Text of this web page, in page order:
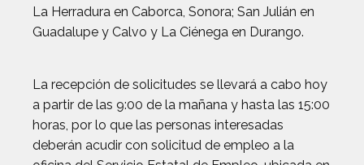
La Herradura en Caborca, Sonora; San Julián en
Guadalupe y Calvo y La Ciénega en Durango.
La recepción de solicitudes se llevará a cabo hoy
a partir de las 9:00 de la mañana y hasta las 15:00
horas, por lo que las personas interesadas
deberán acudir con solicitud de empleo a la